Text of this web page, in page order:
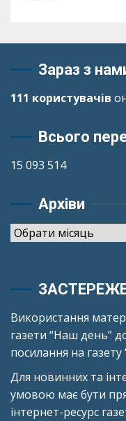
Зараз з
111 користувачів
Всього
15 093 514
Архіви
Архіви
Використання
газети “Наш день”
посилання на
Для новинних та
умовою має бути
інтернет-ресурс